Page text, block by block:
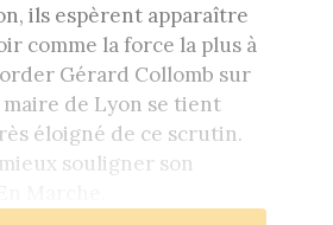
ils espèrent apparaître
comme la force la plus à
Gérard Collomb sur
maire de Lyon se tient
éloigné de ce scrutin.
souligner son